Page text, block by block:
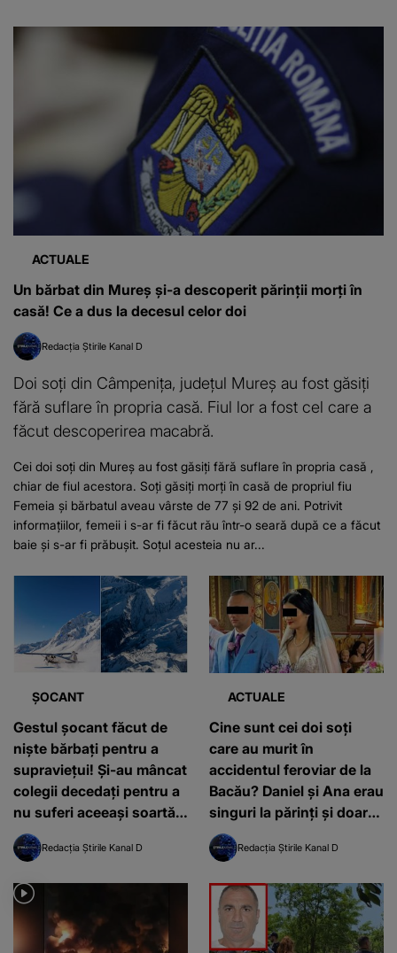
ACTUALE
Un bărbat din Mureș și-a descoperit părinții morți în
casă! Ce a dus la decesul celor doi
Redacția Știrile Kanal D
Doi soți din Câmpenița, județul Mureș au fost găsiți
fără suflare în propria casă. Fiul lor a fost cel care a
făcut descoperirea macabră.
Cei doi soți din Mureș au fost găsiți fără suflare în propria casă ,
chiar de fiul acestora. Soți găsiți morți în casă de propriul fiu
Femeia și bărbatul aveau vârste de 77 și 92 de ani. Potrivit
informațiilor, femeii i s-ar fi făcut rău într-o seară după ce a făcut
baie și s-ar fi prăbușit. Soțul acesteia nu ar...
ȘOCANT
Gestul șocant făcut de
niște bărbați pentru a
supraviețui! Și-au mâncat
colegii decedați pentru a
nu suferi aceeași soartă.
Tragedia din Anzi
Redacția Știrile Kanal D
ACTUALE
Cine sunt cei doi soți
care au murit în
accidentul feroviar de la
Bacău? Daniel și Ana erau
singuri la părinți și doar
ce se întorseseră în țară
Redacția Știrile Kanal D